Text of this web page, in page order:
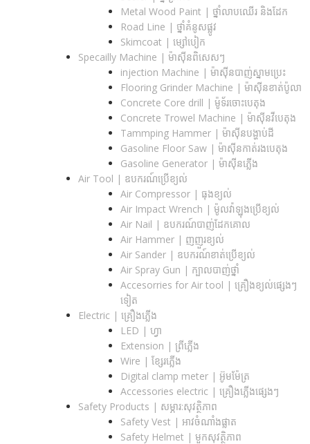
Metal Wood Paint | ថ្នាំលាបឈើរ និងដែក
Road Line | ថ្នាំគំនូសផ្លូវ
Skimcoat | ម្សៅបៀក
Specailly Machine | ម៉ាស៊ីនពិសេសៗ
injection Machine | ម៉ាស៊ីនបាញ់ស្នាមប្រេះ
Flooring Grinder Machine | ម៉ាស៊ីនខាត់ប៉ូលា
Concrete Core drill | ម៉ូទ័រចោះបេតុង
Concrete Trowel Machine | ម៉ាស៊ីនវីបេតុង
Tammping Hammer | ម៉ាស៊ីនបង្ហាប់ដី
Gasoline Floor Saw | ម៉ាស៊ីនកាត់រងបេតុង
Gasoline Generator | ម៉ាស៊ីនភ្លើង
Air Tool | ឧបករណ៍ប្រើខ្យល់
Air Compressor | ធុងខ្យល់
Air Impact Wrench | ម៉ូលវ៉ាឡុងប្រើខ្យល់
Air Nail | ឧបករណ៍បាញ់ដែកគោល
Air Hammer | ញញួរខ្យល់
Air Sander | ឧបករណ៍ខាត់ប្រើខ្យល់
Air Spray Gun | ក្បាលបាញ់ថ្នាំ
Accesorries for Air tool | គ្រឿងខ្យល់ផ្សេងៗ
ទៀត
Electric | គ្រឿងភ្លើង
LED | ហ្វា
Extension | ព្រីភ្លើង
Wire | ខ្សែរភ្លើង
Digital clamp meter | អ៊ូមម៉ែត្រ
Accessories electric | គ្រឿងភ្លើងផ្សេងៗ
Safety Products | សម្ភារ:សុវត្ថិភាព
Safety Vest | អាវចំណាំងផ្លាត
Safety Helmet | មួកសុវត្ថិភាព